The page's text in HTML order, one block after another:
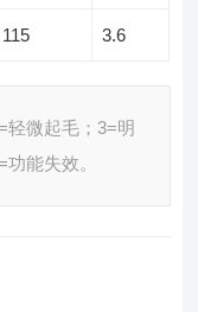
115 3.6
微起毛；3=明
能失效。